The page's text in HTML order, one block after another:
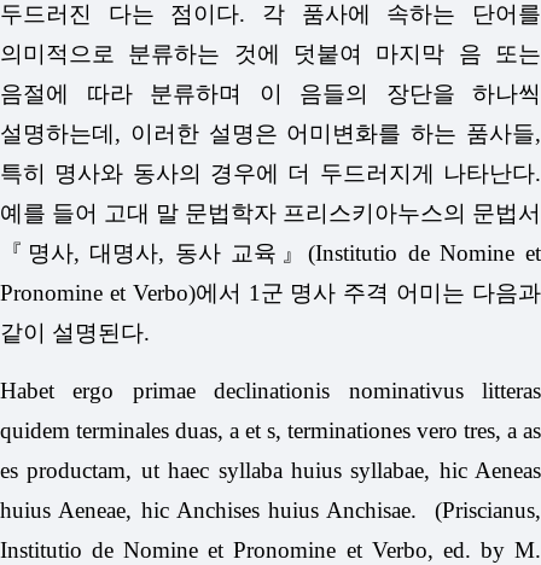
두드러진 다는 점이다. 각 품사에 속하는 단어를
의미적으로 분류하는 것에 덧붙여 마지막 음 또는
음절에 따라 분류하며 이 음들의 장단을 하나씩
설명하는데, 이러한 설명은 어미변화를 하는 품사들,
특히 명사와 동사의 경우에 더 두드러지게 나타난다.
예를 들어 고대 말 문법학자 프리스키아누스의 문법서
『명사, 대명사, 동사 교육』(Institutio de Nomine et
Pronomine et Verbo)에서 1군 명사 주격 어미는 다음과
같이 설명된다.
Habet ergo primae declinationis nominativus litteras
quidem terminales duas, a et s, terminationes vero tres, a as
es productam, ut haec syllaba huius syllabae, hic Aeneas
huius Aeneae, hic Anchises huius Anchisae. (Priscianus,
Institutio de Nomine et Pronomine et Verbo, ed. by M.